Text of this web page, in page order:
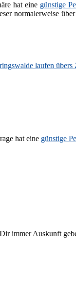
hat eine günstige
normalerweise
laufen übers
hat eine günstige
immer Auskunft